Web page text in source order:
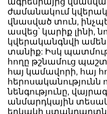
ժամանակում
վնասված տուն,
ասվեց՝ կարիք լինի,
կվերականգնվի
տանիք: Իսկ
հողը թշնամուց
հայ կամավորի, հայ
նենգությունը,
անմարդկային
երկակի